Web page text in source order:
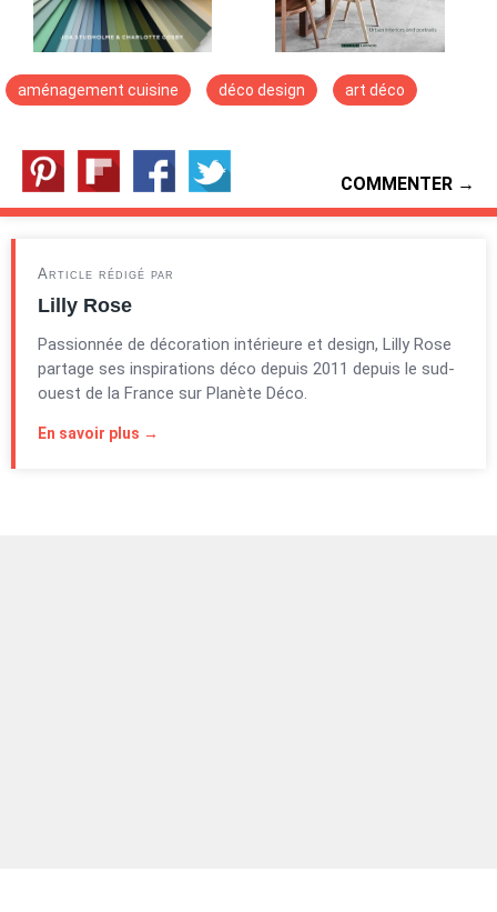
aménagement cuisine déco design art déco
COMMENTER →
Article rédigé par
Lilly Rose
Passionnée de décoration intérieure et design, Lilly Rose
partage ses inspirations déco depuis 2011 depuis le sud-
ouest de la France sur Planète Déco.
En savoir plus →